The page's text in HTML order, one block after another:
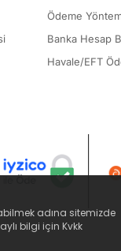
Ödeme
Banka Hesap
Havale/EFT
adına sitemizde
bilgi için Kvkk